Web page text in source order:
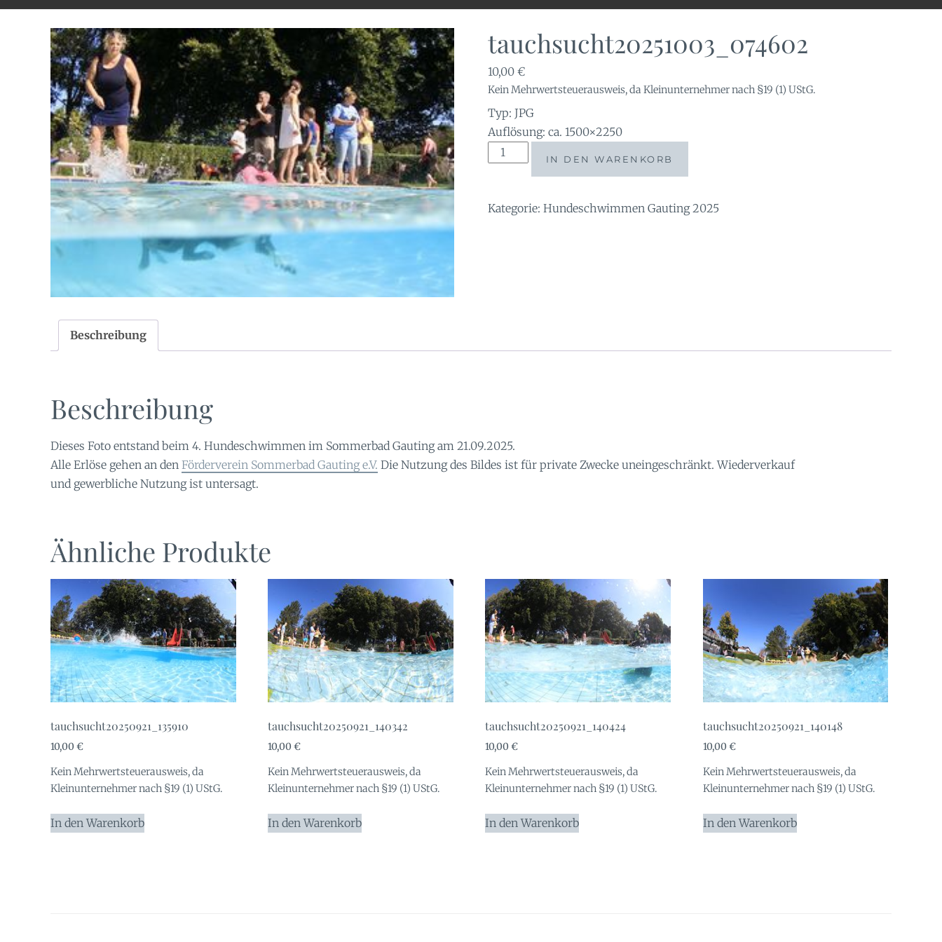
tauchsucht20251003_074602
10,00 €
Kein Mehrwertsteuerausweis, da Kleinunternehmer nach §19 (1) UStG.
Typ: JPG
Auflösung: ca. 1500×2250
tauchsucht20251003_074602
IN DEN WARENKORB
Kategorie: Hundeschwimmen Gauting 2025
Beschreibung
Beschreibung
Dieses Foto entstand beim 4. Hundeschwimmen im Sommerbad Gauting am 21.09.2025.
Alle Erlöse gehen an den Förderverein Sommerbad Gauting e.V. Die Nutzung des Bildes ist für private Zwecke uneingeschränkt. Wiederverkauf
und gewerbliche Nutzung ist untersagt.
Ähnliche Produkte
tauchsucht20250921_135910
10,00 €
Kein Mehrwertsteuerausweis, da
Kleinunternehmer nach §19 (1) UStG.
In den Warenkorb
tauchsucht20250921_140342
10,00€
Kein Mehrwertsteuerausweis, da
Kleinunternehmer nach §19 (1) UStG.
In den Warenkorb
tauchsucht20250921_140424
10,00€
Kein Mehrwertsteuerausweis, da
Kleinunternehmer nach §19 (1) UStG.
In den Warenkorb
tauchsucht20250921_140148
10,00 €
Kein Mehrwertsteuerausweis, da
Kleinunternehmer nach §19 (1) UStG.
In den Warenkorb